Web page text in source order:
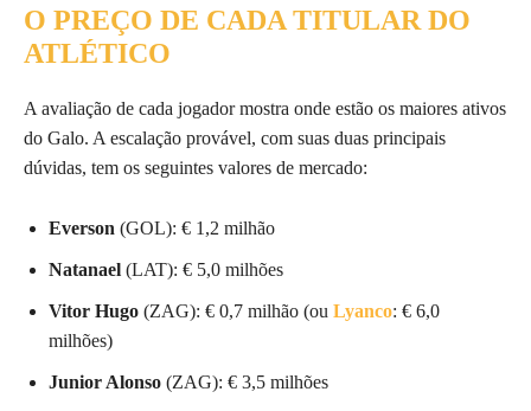
O PREÇO DE CADA TITULAR DO
ATLÉTICO
A avaliação de cada jogador mostra onde estão os maiores ativos
do Galo. A escalação provável, com suas duas principais
dúvidas, tem os seguintes valores de mercado:
Everson (GOL): € 1,2 milhão
Natanael (LAT): € 5,0 milhões
Vitor Hugo (ZAG): € 0,7 milhão (ou Lyanco: € 6,0
milhões)
Junior Alonso (ZAG): € 3,5 milhões